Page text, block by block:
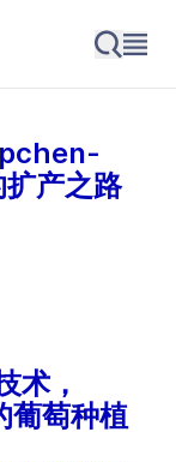
产之路
术，
葡萄种植